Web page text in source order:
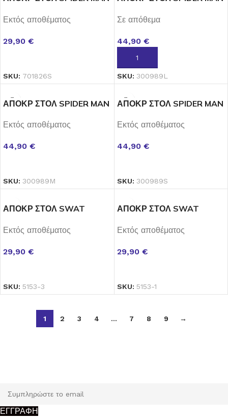
Εκτός αποθέματος
29,90 €
SKU: 701826S
Σε απόθεμα
44,90 €
ΠΡΟΣΘΉΚΗ ΣΤΟ ΚΑΛΆΘΙ
SKU: 300989L
ΑΠΟΚΡ ΣΤΟΛ SPIDER MAN
Εκτός αποθέματος
44,90 €
SKU: 300989M
ΑΠΟΚΡ ΣΤΟΛ SPIDER MAN
Εκτός αποθέματος
44,90 €
SKU: 300989S
ΑΠΟΚΡ ΣΤΟΛ SWAT
Εκτός αποθέματος
29,90 €
SKU: 5153-3
ΑΠΟΚΡ ΣΤΟΛ SWAT
Εκτός αποθέματος
29,90 €
SKU: 5153-1
1 2 3 4 … 7 8 9 →
ΕΓΓΡΑΦΗ